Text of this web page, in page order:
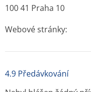
100 41 Praha 10
Webové stránky:
4.9 Předávkování